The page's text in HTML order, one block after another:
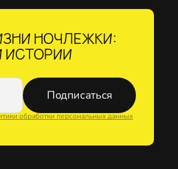
НОЧЛЕЖКИ:
ИСТОРИИ
Подписаться
обработки персональных данных